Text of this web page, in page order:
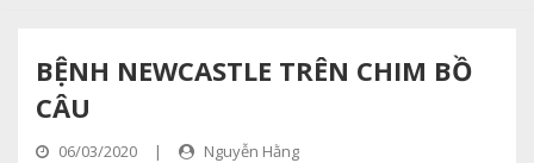
BỆNH NEWCASTLE TRÊN CHIM BỒ
CÂU
06/03/2020 | Nguyễn Hằng